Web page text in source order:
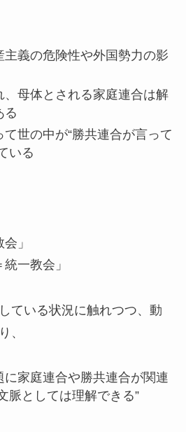
主義の危険性や外国勢力の影
、母体とされる家庭連合は解
る
て世の中が“勝共連合が言って
いる
」
一教会」
ている状況に触れつつ、動
、
に家庭連合や勝共連合が関連
脈としては理解できる”